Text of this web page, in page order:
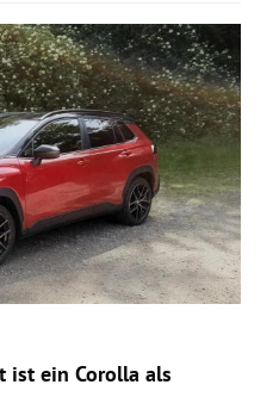
ist ein Corolla als